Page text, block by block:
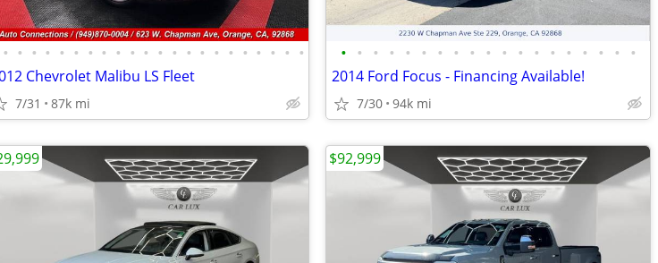
• • • • • • • • • • • • • • • • • • • • • •
Chevrolet Malibu LS Fleet
7/31 87k mi
• • • • • • • • • • • • • • • • • • •
2014 Ford Focus - Financing Available!
7/30 94k mi
$92,999